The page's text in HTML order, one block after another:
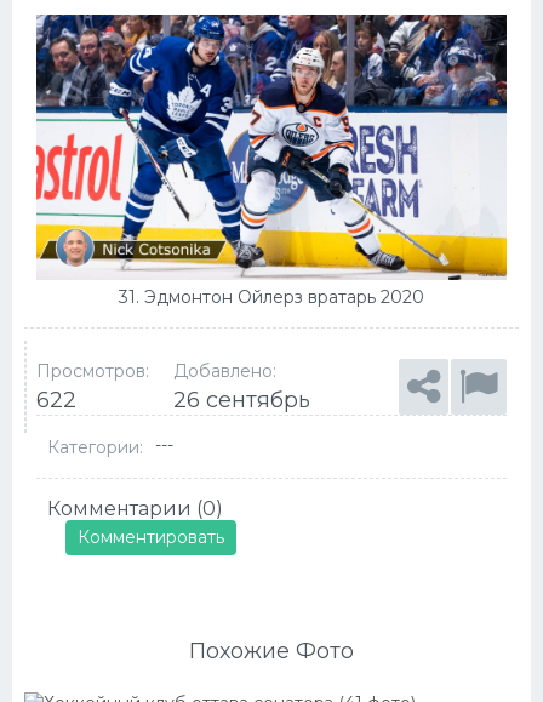
31. Эдмонтон Ойлерз вратарь 2020
Просмотров:
622
Добавлено:
26 сентябрь
Категории: ---
Комментарии (0)
Комментировать
Похожие Фото